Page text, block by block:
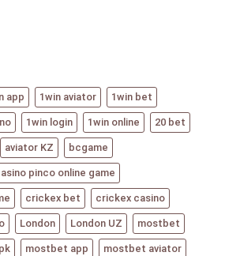
app 1win aviator 1win bet
1win login 1win online 20 bet
aviator KZ bcgame
pinco online game
crickex bet crickex casino
London London UZ mostbet
mostbet app mostbet aviator